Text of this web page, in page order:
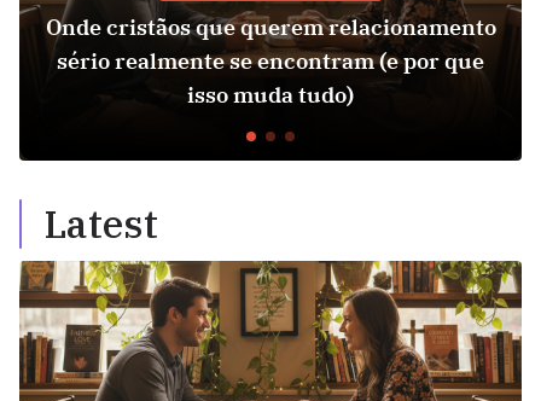
Onde cristãos que querem relacionamento
sério realmente se encontram (e por que
isso muda tudo)
Latest